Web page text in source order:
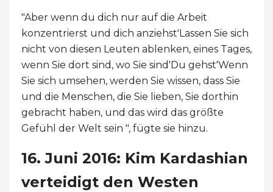
"Aber wenn du dich nur auf die Arbeit
konzentrierst und dich anziehst'Lassen Sie sich
nicht von diesen Leuten ablenken, eines Tages,
wenn Sie dort sind, wo Sie sind'Du gehst'Wenn
Sie sich umsehen, werden Sie wissen, dass Sie
und die Menschen, die Sie lieben, Sie dorthin
gebracht haben, und das wird das größte
Gefühl der Welt sein ", fügte sie hinzu.
16. Juni 2016: Kim Kardashian
verteidigt den Westen